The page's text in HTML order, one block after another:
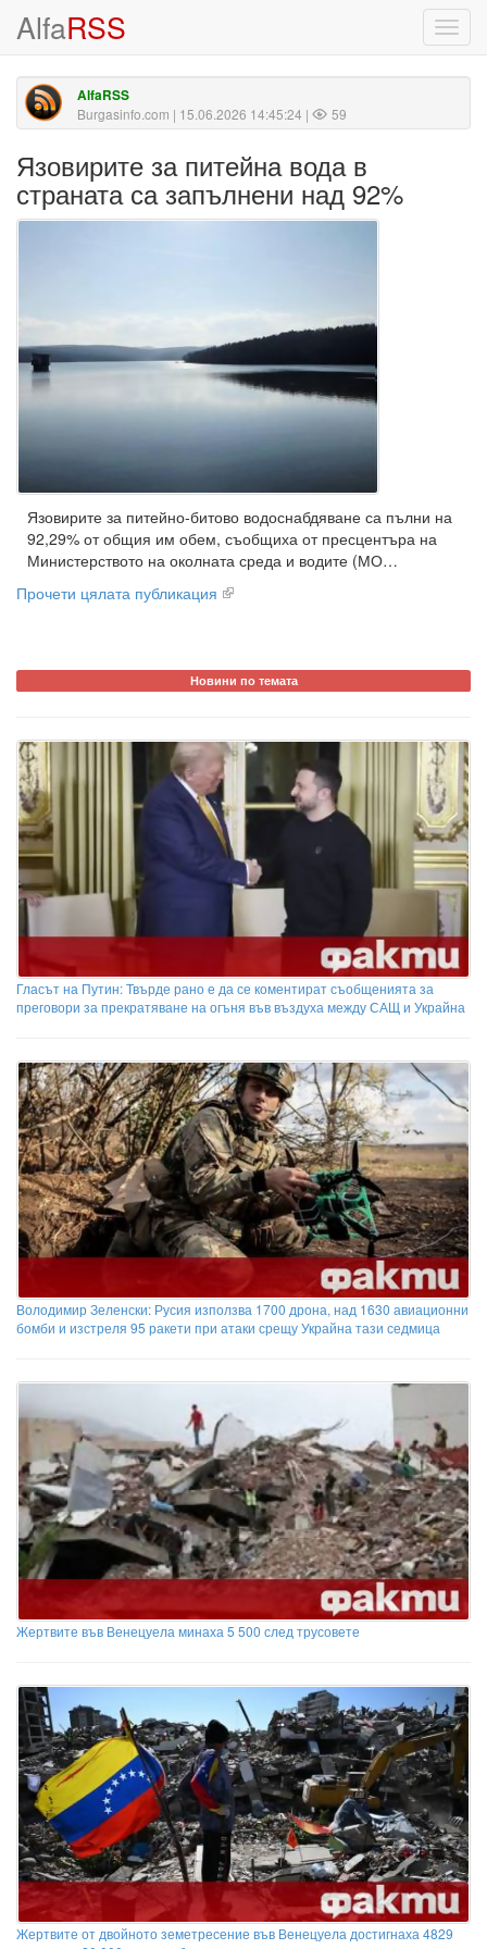
AlfaRSS
AlfaRSS
Burgasinfo.com | 15.06.2026 14:45:24 | 59
Язовирите за питейна вода в
страната са запълнени над 92%
Язовирите за питейно-битово водоснабдяване са пълни на
92,29% от общия им обем, съобщиха от пресцентъра на
Министерството на околната среда и водите (МО…
Прочети цялата публикация
Новини по темата
Гласът на Путин: Твърде рано е да се коментират съобщенията за
преговори за прекратяване на огъня във въздуха между САЩ и Украйна
Володимир Зеленски: Русия използва 1700 дрона, над 1630 авиационни
бомби и изстреля 95 ракети при атаки срещу Украйна тази седмица
Жертвите във Венецуела минаха 5 500 след трусовете
Жертвите от двойното земетресение във Венецуела достигнаха 4829